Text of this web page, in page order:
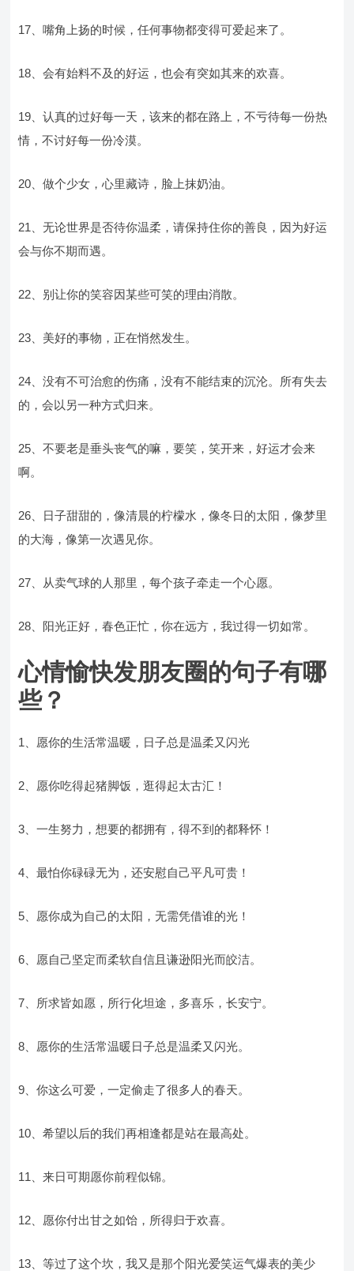
17、嘴角上扬的时候，任何事物都变得可爱起来了。
18、会有始料不及的好运，也会有突如其来的欢喜。
19、认真的过好每一天，该来的都在路上，不亏待每一份热
情，不讨好每一份冷漠。
20、做个少女，心里藏诗，脸上抹奶油。
21、无论世界是否待你温柔，请保持住你的善良，因为好运
会与你不期而遇。
22、别让你的笑容因某些可笑的理由消散。
23、美好的事物，正在悄然发生。
24、没有不可治愈的伤痛，没有不能结束的沉沦。所有失去
的，会以另一种方式归来。
25、不要老是垂头丧气的嘛，要笑，笑开来，好运才会来
啊。
26、日子甜甜的，像清晨的柠檬水，像冬日的太阳，像梦里
的大海，像第一次遇见你。
27、从卖气球的人那里，每个孩子牵走一个心愿。
28、阳光正好，春色正忙，你在远方，我过得一切如常。
心情愉快发朋友圈的句子有哪
些？
1、愿你的生活常温暖，日子总是温柔又闪光
2、愿你吃得起猪脚饭，逛得起太古汇！
3、一生努力，想要的都拥有，得不到的都释怀！
4、最怕你碌碌无为，还安慰自己平凡可贵！
5、愿你成为自己的太阳，无需凭借谁的光！
6、愿自己坚定而柔软自信且谦逊阳光而皎洁。
7、所求皆如愿，所行化坦途，多喜乐，长安宁。
8、愿你的生活常温暖日子总是温柔又闪光。
9、你这么可爱，一定偷走了很多人的春天。
10、希望以后的我们再相逢都是站在最高处。
11、来日可期愿你前程似锦。
12、愿你付出甘之如饴，所得归于欢喜。
13、等过了这个坎，我又是那个阳光爱笑运气爆表的美少